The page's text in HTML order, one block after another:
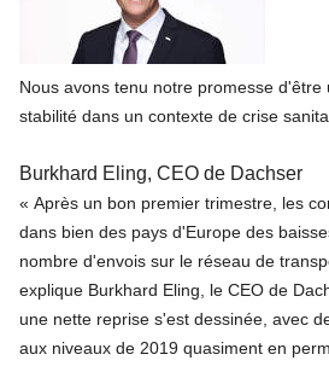
Nous avons tenu notre promesse d'être
stabilité dans un contexte de crise
Burkhard Eling, CEO de Dachser
« Après un bon premier trimestre, les
dans bien des pays d'Europe des
nombre d'envois sur le réseau de
explique Burkhard Eling, le CEO de
une nette reprise s'est dessinée, avec
aux niveaux de 2019 quasiment en